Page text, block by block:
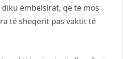
ëmbëlsirat, që të mos
të sheqerit pas vaktit të